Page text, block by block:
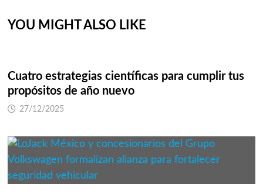
YOU MIGHT ALSO LIKE
Cuatro estrategias científicas para cumplir tus
propósitos de año nuevo
27/12/2025